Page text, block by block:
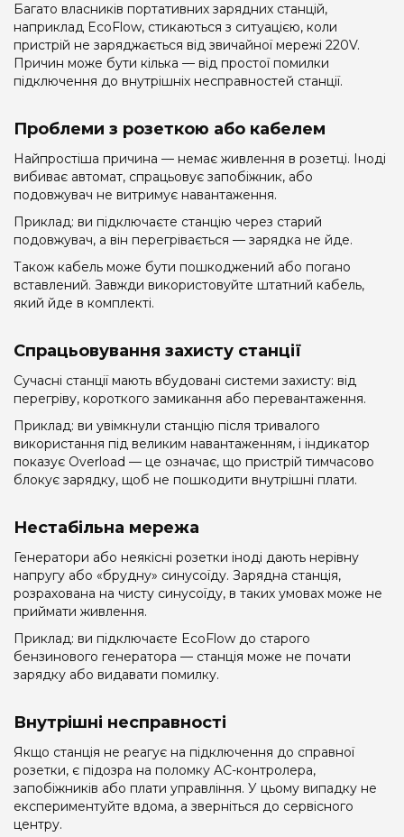
Багато власників портативних зарядних станцій,
наприклад EcoFlow, стикаються з ситуацією, коли
пристрій не заряджається від звичайної мережі 220V.
Причин може бути кілька — від простої помилки
підключення до внутрішніх несправностей станції.
Проблеми з розеткою або кабелем
Найпростіша причина — немає живлення в розетці. Іноді
вибиває автомат, спрацьовує запобіжник, або
подовжувач не витримує навантаження.
Приклад: ви підключаєте станцію через старий
подовжувач, а він перегрівається — зарядка не йде.
Також кабель може бути пошкоджений або погано
вставлений. Завжди використовуйте штатний кабель,
який йде в комплекті.
Спрацьовування захисту станції
Сучасні станції мають вбудовані системи захисту: від
перегріву, короткого замикання або перевантаження.
Приклад: ви увімкнули станцію після тривалого
використання під великим навантаженням, і індикатор
показує Overload — це означає, що пристрій тимчасово
блокує зарядку, щоб не пошкодити внутрішні плати.
Нестабільна мережа
Генератори або неякісні розетки іноді дають нерівну
напругу або «брудну» синусоїду. Зарядна станція,
розрахована на чисту синусоїду, в таких умовах може не
приймати живлення.
Приклад: ви підключаєте EcoFlow до старого
бензинового генератора — станція може не почати
зарядку або видавати помилку.
Внутрішні несправності
Якщо станція не реагує на підключення до справної
розетки, є підозра на поломку AC-контролера,
запобіжників або плати управління. У цьому випадку не
експериментуйте вдома, а зверніться до сервісного
центру.